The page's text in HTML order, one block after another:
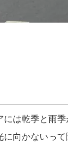
には乾季と雨
に向かないっ